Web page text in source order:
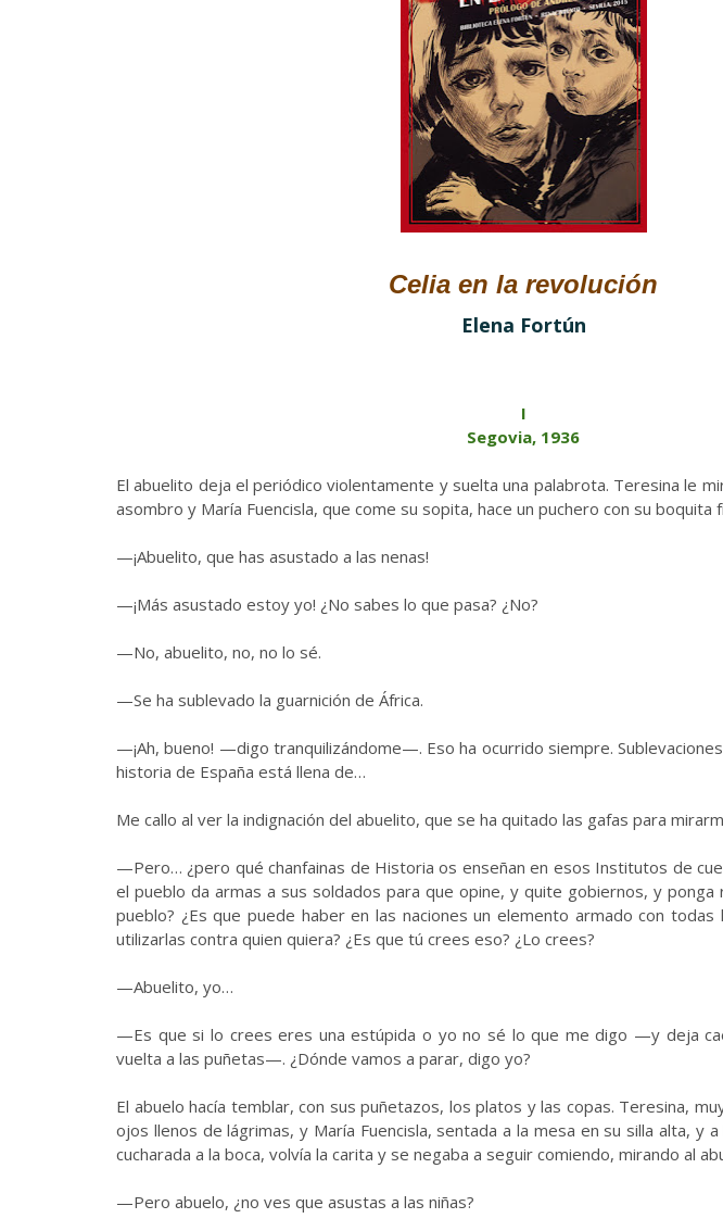
Celia en la revolución
Elena Fortún
I
Segovia, 1936
El abuelito deja el periódico violentamente y suelta una palabrota. Teresina le
asombro y María Fuencisla, que come su sopita, hace un puchero con su boquita
—¡Abuelito, que has asustado a las nenas!
—¡Más asustado estoy yo! ¿No sabes lo que pasa? ¿No?
—No, abuelito, no, no lo sé.
—Se ha sublevado la guarnición de África.
—¡Ah, bueno! —digo tranquilizándome—. Eso ha ocurrido siempre.
historia de España está llena de…
Me callo al ver la indignación del abuelito, que se ha quitado las gafas para
—Pero… ¿pero qué chanfainas de Historia os enseñan en esos Institutos de
el pueblo da armas a sus soldados para que opine, y quite gobiernos, y
pueblo? ¿Es que puede haber en las naciones un elemento armado con todas
utilizarlas contra quien quiera? ¿Es que tú crees eso? ¿Lo crees?
—Abuelito, yo…
—Es que si lo crees eres una estúpida o yo no sé lo que me digo —y deja
vuelta a las puñetas—. ¿Dónde vamos a parar, digo yo?
El abuelo hacía temblar, con sus puñetazos, los platos y las copas. Teresina,
ojos llenos de lágrimas, y María Fuencisla, sentada a la mesa en su silla alta, y
cucharada a la boca, volvía la carita y se negaba a seguir comiendo, mirando al
—Pero abuelo, ¿no ves que asustas a las niñas?